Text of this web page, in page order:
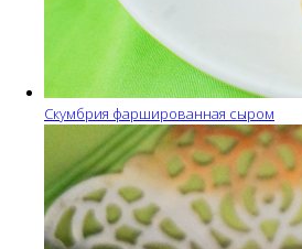
Скумбрия фаршированная сыром